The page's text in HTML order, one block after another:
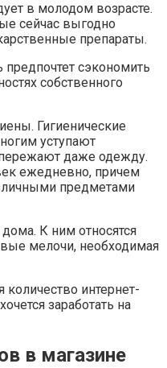
в молодом возрасте.
сейчас выгодно
препараты.
сэкономить
собственного
Гигиенические
уступают
даже одежду.
ежедневно, причем
предметами
К ним относятся
мелочи, необходимая
интернет-
заработать на
в магазине